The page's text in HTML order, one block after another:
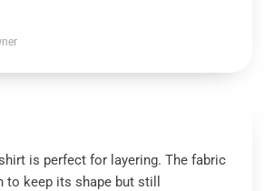
is perfect for layering. The fabric
to keep its shape but still